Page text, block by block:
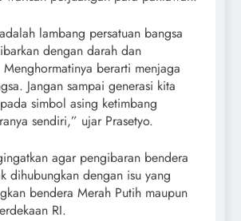
lambang persatuan bangsa
dengan darah dan
berarti menjaga
Jangan sampai generasi kita
simbol asing ketimbang
sendiri,” ujar Prasetyo.
agar pengibaran bendera
dihubungkan dengan isu yang
bendera Merah Putih maupun
RI.